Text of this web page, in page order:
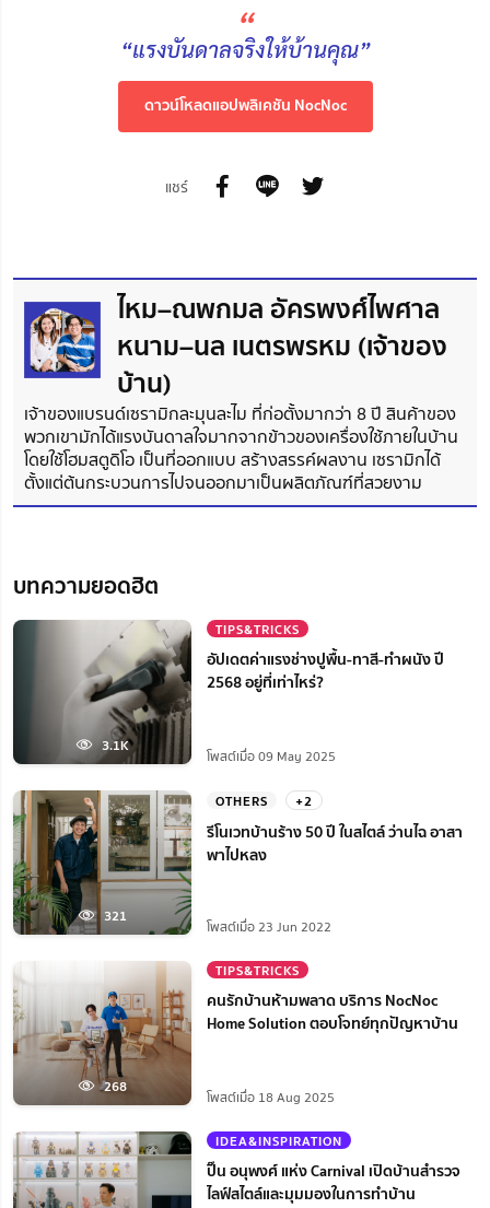
“
“แรงบันดาลจริงให้บ้านคุณ”
ดาวน์โหลดแอปพลิเคชัน NocNoc
แชร์
ไหม–ณพกมล อัครพงศ์ไพศาล
หนาม–นล เนตรพรหม (เจ้าของ
บ้าน)
เจ้าของแบรนด์เซรามิกละมุนละไม ที่ก่อตั้งมากว่า 8 ปี สินค้าของ
พวกเขามักได้แรงบันดาลใจมากจากข้าวของเครื่องใช้ภายในบ้าน
โดยใช้โฮมสตูดิโอ เป็นที่ออกแบบ สร้างสรรค์ผลงาน เซรามิกได้
ตั้งแต่ต้นกระบวนการไปจนออกมาเป็นผลิตภัณฑ์ที่สวยงาม
บทความยอดฮิต
3.1K
TIPS&TRICKS
อัปเดตค่าแรงช่างปูพื้น-ทาสี-ทำผนัง ปี
2568 อยู่ที่เท่าไหร่?
โพสต์เมื่อ 09 May 2025
321
OTHERS +2
รีโนเวทบ้านร้าง 50 ปี ในสไตล์ ว่านไฉ อาสา
พาไปหลง
โพสต์เมื่อ 23 Jun 2022
268
TIPS&TRICKS
คนรักบ้านห้ามพลาด บริการ NocNoc
Home Solution ตอบโจทย์ทุกปัญหาบ้าน
โพสต์เมื่อ 18 Aug 2025
IDEA&INSPIRATION
ปิ๊น อนุพงศ์ แห่ง Carnival เปิดบ้านสำรวจ
ไลฟ์สไตล์และมุมมองในการทำบ้าน